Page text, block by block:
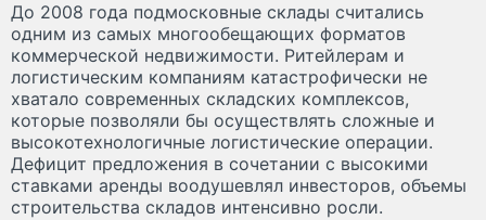
До 2008 года подмосковные склады считались
одним из самых многообещающих форматов
коммерческой недвижимости. Ритейлерам и
логистическим компаниям катастрофически не
хватало современных складских комплексов,
которые позволяли бы осуществлять сложные и
высокотехнологичные логистические операции.
Дефицит предложения в сочетании с высокими
ставками аренды воодушевлял инвесторов, объемы
строительства складов интенсивно росли.